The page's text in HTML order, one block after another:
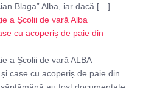
Blaga” Alba, iar dacă […]
a Școlii de vară Alba
cu acoperiș de paie din
a Școlii de vară ALBA
case cu acoperiș de paie din